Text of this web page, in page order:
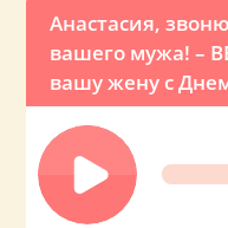
Анастасия,
вашего мужа! –
вашу жену с
телефону